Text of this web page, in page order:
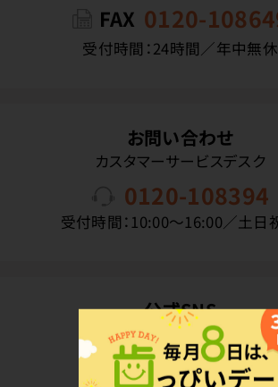
FAX 0120-
受付時間：24時間／年中無休
お問い合わせ
カスタマーサービスデスク
0120-108394
受付時間：10:00〜16:00／土日
公式SNS